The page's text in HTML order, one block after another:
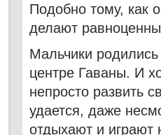
Подобно тому, как
делают
Мальчики
центре Гаваны. И
непросто развить
удается, даже
отдыхают и играют